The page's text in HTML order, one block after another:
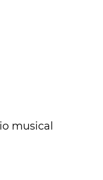
musical